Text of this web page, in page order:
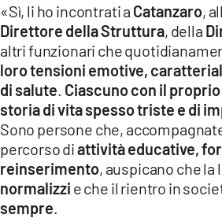
«Sì, li ho incontrati a Catanzaro,
Direttore della Struttura, della
altri funzionari che
loro tensioni emotive,
di salute Ciascuno con il
storia di vita spesso triste e di
Sono persone che,
percorso diattività educative,
reinserimento, auspicano che la
normalizzi e che il rientro in
sempre